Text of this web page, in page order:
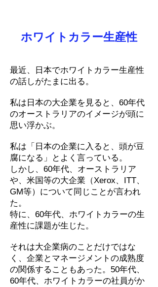
ホワイトカラー生産性
最近、日本でホワイトカラー生産性
の話しがたまに出る。
私は日本の大企業を見ると、60年代
のオーストラリアのイメージが頭に
思い浮かぶ。
私は「日本の企業に入ると、頭が豆
腐になる」とよく言っている。
しかし、60年代、オーストラリア
や、米国等の大企業（Xerox、ITT、
GM等）について同じことが言われ
た。
特に、60年代、ホワイトカラーの生
産性に課題が生じた。
それは大企業病のことだけではな
く、企業とマネージメントの成熟度
の関係することもあった。50年代、
60年代、ホワイトカラーの社員がか